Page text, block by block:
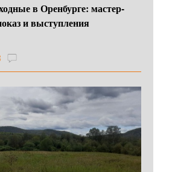
в Оренбурге: мастер-
и выступления